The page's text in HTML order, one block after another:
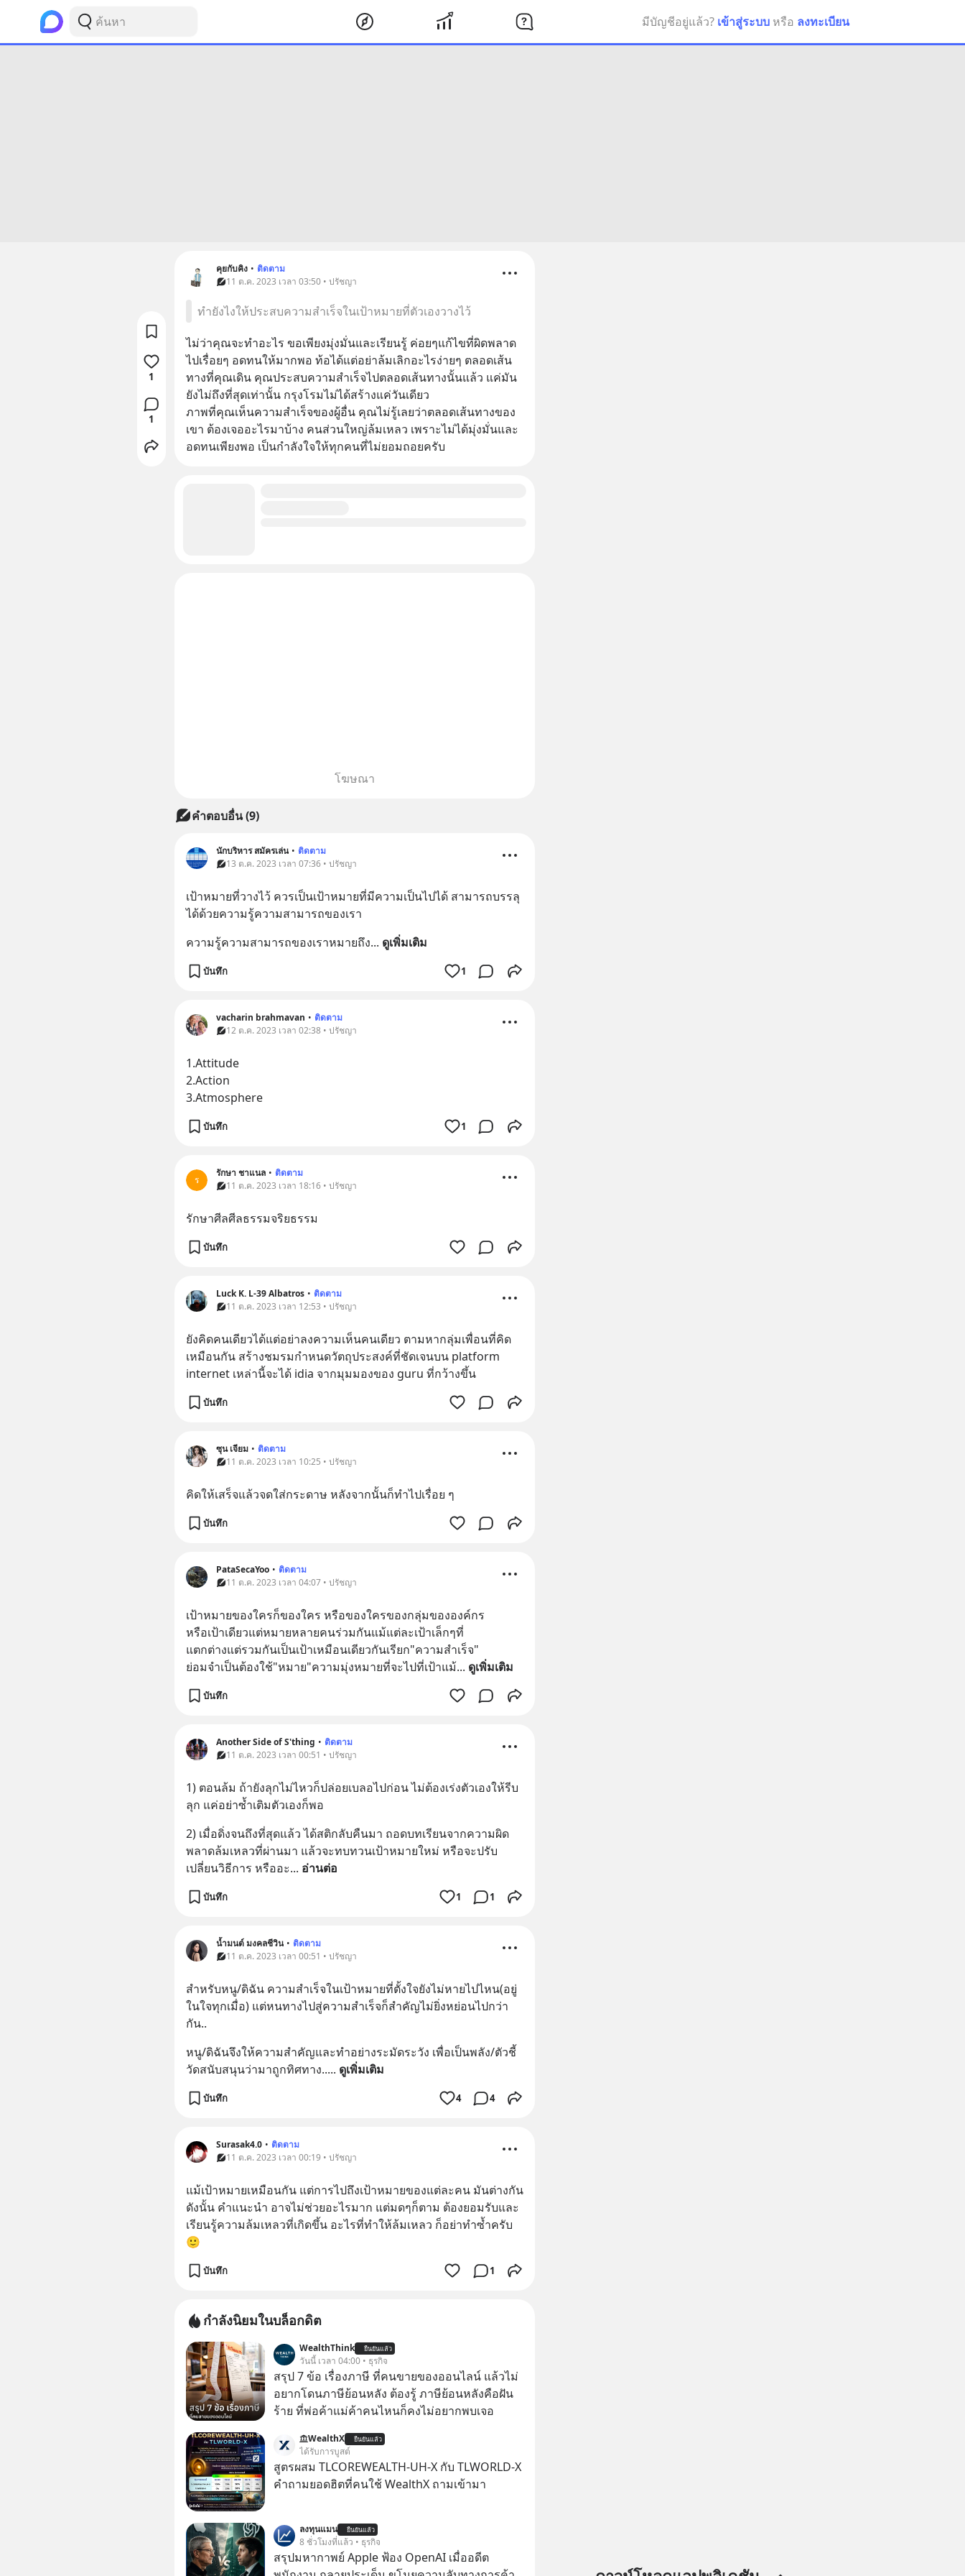
มีบัญชีอยู่แล้ว? เข้าสู่ระบบ หรือ ลงทะเบียน
คุยกับคิง • ติดตาม
11 ต.ค. 2023 เวลา 03:50 • ปรัชญา
ทำยังไงให้ประสบความสำเร็จในเป้าหมายที่ตัวเองวางไว้
ไม่ว่าคุณจะทำอะไร ขอเพียงมุ่งมั่นและเรียนรู้ ค่อยๆแก้ไขที่ผิดพลาด
ไปเรื่อยๆ อดทนให้มากพอ ท้อได้แต่อย่าล้มเลิกอะไรง่ายๆ ตลอดเส้น
ทางที่คุณเดิน คุณประสบความสำเร็จไปตลอดเส้นทางนั้นแล้ว แค่มัน
ยังไม่ถึงที่สุดเท่านั้น กรุงโรมไม่ได้สร้างแค่วันเดียว
ภาพที่คุณเห็นความสำเร็จของผู้อื่น คุณไม่รู้เลยว่าตลอดเส้นทางของ
เขา ต้องเจออะไรมาบ้าง คนส่วนใหญ่ล้มเหลว เพราะไม่ได้มุ่งมั่นและ
อดทนเพียงพอ เป็นกำลังใจให้ทุกคนที่ไม่ยอมถอยครับ
1
1
โฆษณา
คำตอบอื่น(9)
นักบริหาร สมัครเล่น • ติดตาม
13 ต.ค. 2023 เวลา 07:36 • ปรัชญา
เป้าหมายที่วางไว้ ควรเป็นเป้าหมายที่มีความเป็นไปได้ สามารถบรรลุ
ได้ด้วยความรู้ความสามารถของเรา
ความรู้ความสามารถของเราหมายถึง... ดูเพิ่มเติม
บันทึก 1
vacharin brahmavan • ติดตาม
12 ต.ค. 2023 เวลา 02:38 • ปรัชญา
1.Attitude
2.Action
3.Atmosphere
บันทึก 1
ร
รักษา ชาแนล • ติดตาม
11 ต.ค. 2023 เวลา 18:16 • ปรัชญา
รักษาศีลศีลธรรมจริยธรรม
บันทึก
Luck K. L-39 Albatros • ติดตาม
11 ต.ค. 2023 เวลา 12:53 • ปรัชญา
ยังคิดคนเดียวได้แต่อย่าลงความเห็นคนเดียว ตามหากลุ่มเพื่อนที่คิด
เหมือนกัน สร้างชมรมกำหนดวัตถุประสงค์ที่ชัดเจนบน platform
internet เหล่านี้จะได้ idia จากมุมมองของ guru ที่กว้างขึ้น
บันทึก
ซุน เจียม • ติดตาม
11 ต.ค. 2023 เวลา 10:25 • ปรัชญา
คิดให้เสร็จแล้วจดใส่กระดาษ หลังจากนั้นก็ทำไปเรื่อย ๆ
บันทึก
PataSecaYoo • ติดตาม
11 ต.ค. 2023 เวลา 04:07 • ปรัชญา
เป้าหมายของใครก็ของใคร หรือของใครของกลุ่มขององค์กร
หรือเป้าเดียวแต่หมายหลายคนร่วมกันแม้แต่ละเป้าเล็กๆที่
แตกต่างแต่รวมกันเป็นเป้าเหมือนเดียวกันเรียก"ความสำเร็จ"
ย่อมจำเป็นต้องใช้"หมาย"ความมุ่งหมายที่จะไปที่เป้าแม้... ดูเพิ่มเติม
บันทึก
Another Side of S'thing • ติดตาม
11 ต.ค. 2023 เวลา 00:51 • ปรัชญา
1) ตอนล้ม ถ้ายังลุกไม่ไหวก็ปล่อยเบลอไปก่อน ไม่ต้องเร่งตัวเองให้รีบ
ลุก แค่อย่าซ้ำเติมตัวเองก็พอ
2) เมื่อดิ่งจนถึงที่สุดแล้ว ได้สติกลับคืนมา ถอดบทเรียนจากความผิด
พลาดล้มเหลวที่ผ่านมา แล้วจะทบทวนเป้าหมายใหม่ หรือจะปรับ
เปลี่ยนวิธีการ หรืออะ... อ่านต่อ
บันทึก 1 1
น้ำมนต์ มงคลชีวิน • ติดตาม
11 ต.ค. 2023 เวลา 00:51 • ปรัชญา
สำหรับหนู/ดิฉัน ความสำเร็จในเป้าหมายที่ตั้งใจยังไม่หายไปไหน(อยู่
ในใจทุกเมื่อ) แต่หนทางไปสู่ความสำเร็จก็สำคัญไม่ยิ่งหย่อนไปกว่า
กัน..
หนู/ดิฉันจึงให้ความสำคัญและทำอย่างระมัดระวัง เพื่อเป็นพลัง/ตัวชี้
วัดสนับสนุนว่ามาถูกทิศทาง..... ดูเพิ่มเติม
บันทึก 4 4
Surasak4.0 • ติดตาม
11 ต.ค. 2023 เวลา 00:19 • ปรัชญา
แม้เป้าหมายเหมือนกัน แต่การไปถึงเป้าหมายของแต่ละคน มันต่างกัน
ดังนั้น คำแนะนำ อาจไม่ช่วยอะไรมาก แต่มดๆก็ตาม ต้องยอมรับและ
เรียนรู้ความล้มเหลวที่เกิดขึ้น อะไรที่ทำให้ล้มเหลว ก็อย่าทำซ้ำครับ
🙂
บันทึก 1
กำลังนิยมในบล็อกดิต
WealthThink ยืนยันแล้ว
วันนี้ เวลา 04:00 • ธุรกิจ
สรุป 7 ข้อ เรื่องภาษี ที่คนขายของออนไลน์ แล้วไม่
อยากโดนภาษีย้อนหลัง ต้องรู้ ภาษีย้อนหลังคือฝัน
ร้าย ที่พ่อค้าแม่ค้าคนไหนก็คงไม่อยากพบเจอ
WealthX ยืนยันแล้ว
ได้รับการบูสต์
สูตรผสม TLCOREWEALTH-UH-X กับ TLWORLD-X
คำถามยอดฮิตที่คนใช้ WealthX ถามเข้ามา
ลงทุนแมน ยืนยันแล้ว
8 ชั่วโมงที่แล้ว • ธุรกิจ
สรุปมหากาพย์ Apple ฟ้อง OpenAI เมื่ออดีต